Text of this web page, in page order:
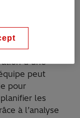
nos
d’une
peut
pour
les
à l’analyse